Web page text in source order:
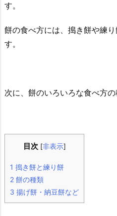
す。
餅の食べ方には、搗き餅や練
す。
次に、餅のいろいろな食べ方の
目次 [非表示]
1 搗き餅と練り餅
2 餅の種類
3 揚げ餅・納豆餅など